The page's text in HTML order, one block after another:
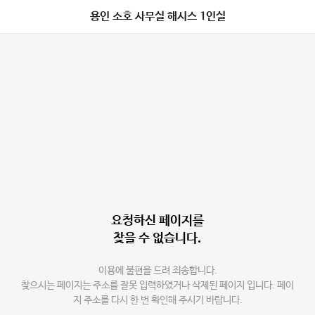
용인 소호 사무실 해시스 1인실
요청하신 페이지를
찾을 수 없습니다.
이용에 불편을 드려 죄송합니다.
찾으시는 페이지는 주소를 잘못 입력하였거나 삭제된 페이지 입니다. 페이
지 주소를 다시 한 번 확인해 주시기 바랍니다.